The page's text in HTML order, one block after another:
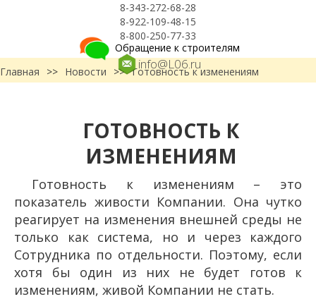
8-343-272-68-28
8-922-109-48-15
8-800-250-77-33
info@L06.ru
Обращение к строителям
Главная
>> Новости >> Готовность к изменениям
ГОТОВНОСТЬ К
ИЗМЕНЕНИЯМ
Готовность к изменениям – это
показатель живости Компании. Она чутко
реагирует на изменения внешней среды не
только как система, но и через каждого
Сотрудника по отдельности. Поэтому, если
хотя бы один из них не будет готов к
изменениям, живой Компании не стать.